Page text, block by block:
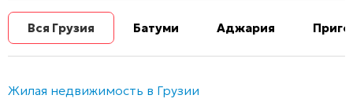
Вся Грузия Батуми Аджария
Жилая недвижимость в Грузии